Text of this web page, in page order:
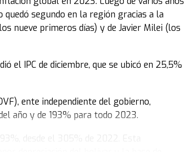
quedó segundo en la región gracias a la
nueve primeros días) y de Javier Milei (los
el IPC de diciembre, que se ubicó en 25,5%
ente independiente del gobierno,
año y de 193% para todo 2023.